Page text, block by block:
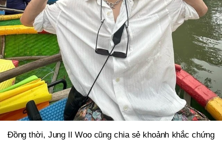
Đồng thời, Jung Il Woo cũng chia sẻ khoảnh khắc chứng